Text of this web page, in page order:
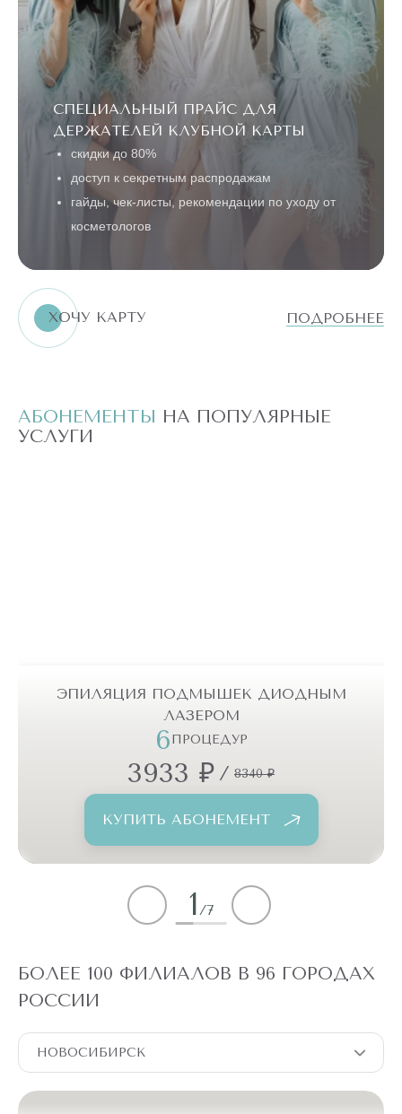
СПЕЦИАЛЬНЫЙ ПРАЙС ДЛЯ
ДЕРЖАТЕЛЕЙ КЛУБНОЙ КАРТЫ
скидки до 80%
доступ к секретным распродажам
гайды, чек-листы, рекомендации по уходу от
косметологов
ХОЧУ КАРТУ ПОДРОБНЕЕ
АБОНЕМЕНТЫ НА ПОПУЛЯРНЫЕ
УСЛУГИ
ЭПИЛЯЦИЯ ПОДМЫШЕК ДИОДНЫМ
ЛАЗЕРОМ
6ПРОЦЕДУР
3933 ₽ / 8340 ₽
КУПИТЬ АБОНЕМЕНТ
1/7
БОЛЕЕ 100 ФИЛИАЛОВ В 96 ГОРОДАХ
РОССИИ
НОВОСИБИРСК